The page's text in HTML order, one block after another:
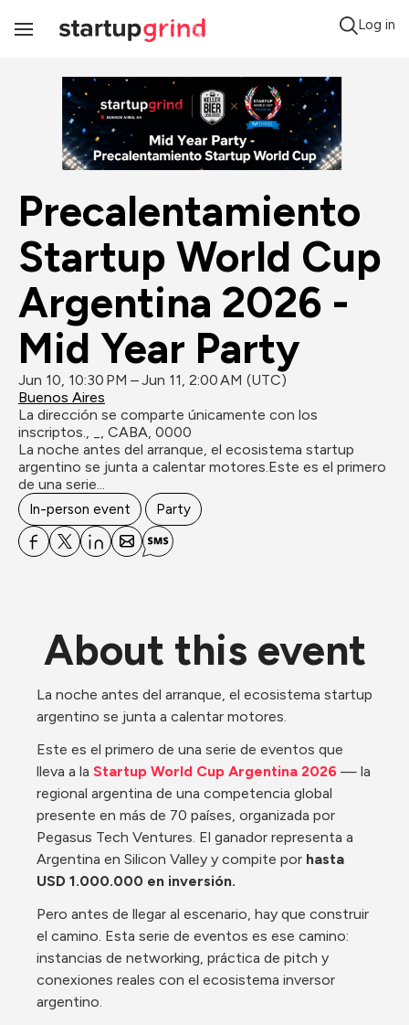
Toggle
Log in
Precalentamiento
Startup World Cup
Argentina 2026 -
Mid Year Party
Jun 10, 10:30 PM – Jun 11, 2:00 AM (UTC)
Buenos Aires
La dirección se comparte únicamente con los
inscriptos., _, CABA, 0000
La noche antes del arranque, el ecosistema startup
argentino se junta a calentar motores.Este es el primero
de una serie...
In-person event Party
About this event
La noche antes del arranque, el ecosistema startup
argentino se junta a calentar motores.
Este es el primero de una serie de eventos que
lleva a la Startup World Cup Argentina 2026 — la
regional argentina de una competencia global
presente en más de 70 países, organizada por
Pegasus Tech Ventures. El ganador representa a
Argentina en Silicon Valley y compite por hasta
USD 1.000.000 en inversión.
Pero antes de llegar al escenario, hay que construir
el camino. Esta serie de eventos es ese camino:
instancias de networking, práctica de pitch y
conexiones reales con el ecosistema inversor
argentino.